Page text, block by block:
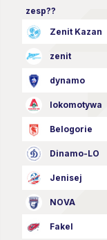
zesp??
Zenit Kazan
zenit
dynamo
lokomotywa
Belogorie
Dinamo-LO
Jenisej
NOVA
Fakel